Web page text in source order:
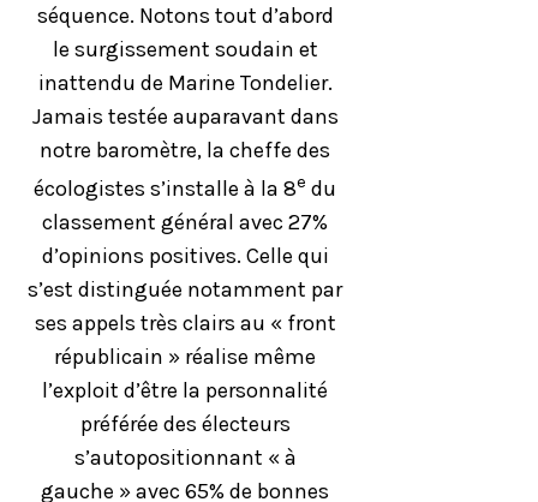
séquence. Notons tout d’abord
le surgissement soudain et
inattendu de Marine Tondelier.
Jamais testée auparavant dans
notre baromètre, la cheffe des
écologistes s’installe à la 8e du
classement général avec 27%
d’opinions positives. Celle qui
s’est distinguée notamment par
ses appels très clairs au « front
républicain » réalise même
l’exploit d’être la personnalité
préférée des électeurs
s’autopositionnant « à
gauche » avec 65% de bonnes